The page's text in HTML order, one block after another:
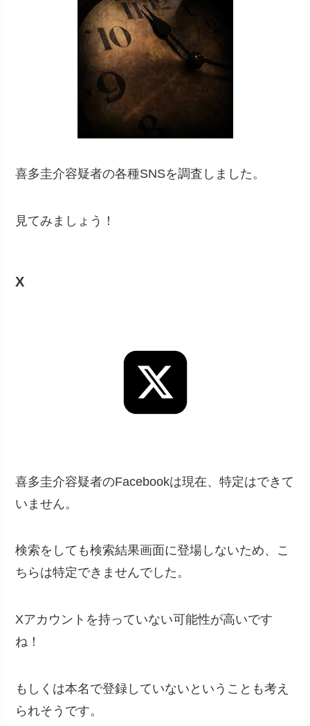
喜多圭介容疑者の各種SNSを調査しました。
見てみましょう！
X
喜多圭介容疑者のFacebookは現在、特定はできて
いません。
検索をしても検索結果画面に登場しないため、こ
ちらは特定できませんでした。
Xアカウントを持っていない可能性が高いです
ね！
もしくは本名で登録していないということも考え
られそうです。